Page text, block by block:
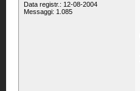
Data registr.: 12-08-2004
Messaggi: 1.085